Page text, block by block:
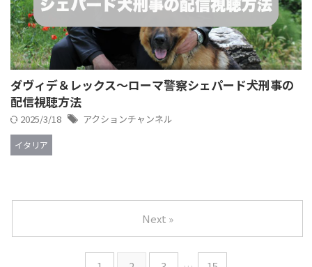
ダヴィデ＆レックス～ローマ警察シェパード犬刑事の
配信視聴方法
2025/3/18 アクションチャンネル
イタリア
Next »